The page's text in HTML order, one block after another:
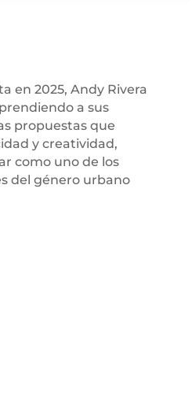
en 2025, Andy Rivera
a sus
propuestas que
y creatividad,
como uno de los
del género urbano